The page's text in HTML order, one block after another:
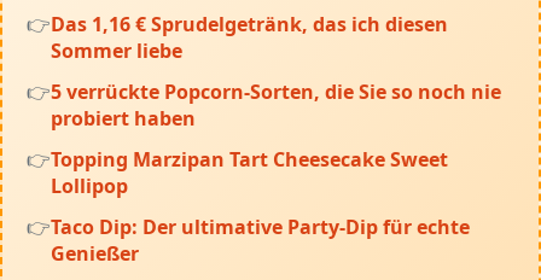
Das 1,16 € Sprudelgetränk, das ich diesen
Sommer liebe
5 verrückte Popcorn-Sorten, die Sie so noch nie
probiert haben
Topping Marzipan Tart Cheesecake Sweet
Lollipop
Taco Dip: Der ultimative Party-Dip für echte
Genießer